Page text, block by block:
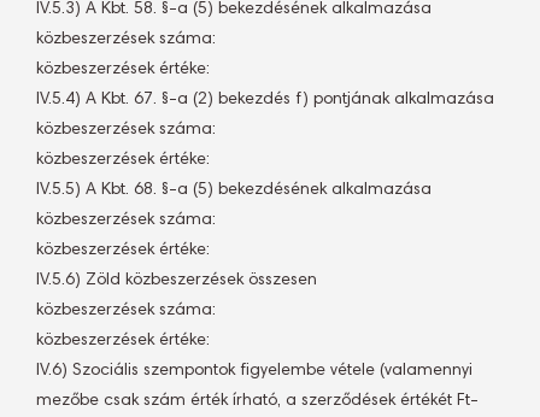
IV.5.3) A Kbt. 58. §-a (5) bekezdésének alkalmazása
közbeszerzések száma: 
közbeszerzések értéke:
IV.5.4) A Kbt. 67. §-a (2) bekezdés f) pontjának alkalmazása
közbeszerzések száma: 
közbeszerzések értéke:
IV.5.5) A Kbt. 68. §-a (5) bekezdésének alkalmazása
közbeszerzések száma: 
közbeszerzések értéke:
IV.5.6) Zöld közbeszerzések összesen
közbeszerzések száma: 
közbeszerzések értéke:
IV.6) Szociális szempontok figyelembe vétele (valamennyi
mezőbe csak szám érték írható, a szerződések értékét Ft-